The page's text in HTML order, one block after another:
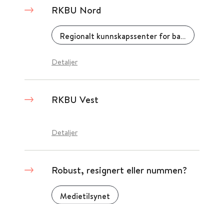
RKBU Nord
Regionalt kunnskapssenter for barn og unge (RKBU Nord)
Detaljer
RKBU Vest
Detaljer
Robust, resignert eller nummen?
Medietilsynet